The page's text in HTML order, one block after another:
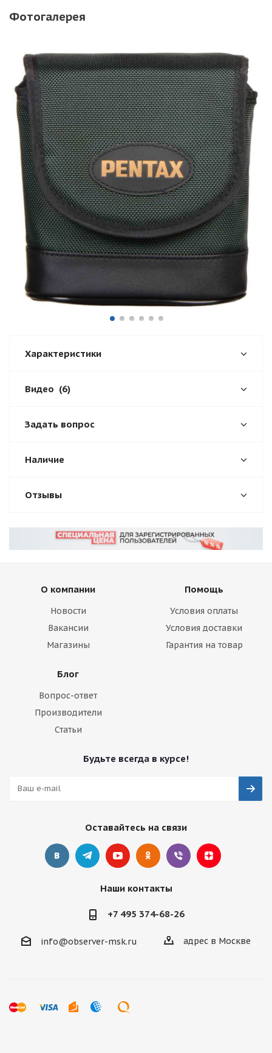
Фотогалерея
Характеристики
Видео (6)
Задать вопрос
Наличие
Отзывы
О компании
Новости
Вакансии
Магазины
Помощь
Условия оплаты
Условия доставки
Гарантия на товар
Блог
Вопрос-ответ
Производители
Статьи
Будьте всегда в курсе!
Оставайтесь на связи
Наши контакты
+7 495 374-68-26
info@observer-msk.ru адрес в Москве